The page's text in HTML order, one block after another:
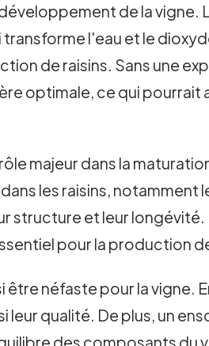
de la vigne.
l'eau et le
de raisins. Sans une
optimale, ce qui
majeur dans la
les raisins, notamment
structure et leur longévité.
pour la production
néfaste pour la
leur qualité. De plus, un
des composants du